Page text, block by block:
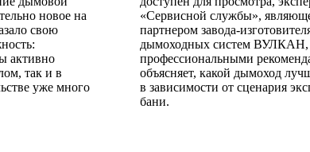
новое на
свою
активно
так и в
уже много
«Сервисной службы»,
партнером завода-
дымоходных систем ВУЛКАН,
профессиональными
объясняет, какой дымоход
в зависимости от сценария
бани.